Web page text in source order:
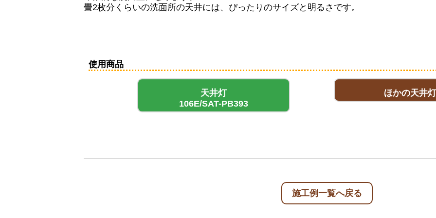
畳2枚分くらいの洗面所の天井には、ぴったりのサイズと明るさです。
使用商品
天井灯
106E/SAT-PB393
ほかの天井灯
施工例一覧へ戻る